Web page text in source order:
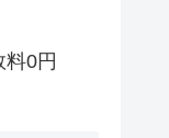
0円